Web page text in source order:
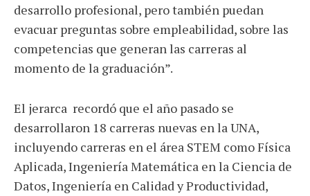
desarrollo profesional, pero también puedan
evacuar preguntas sobre empleabilidad, sobre las
competencias que generan las carreras al
momento de la graduación”.
El jerarca recordó que el año pasado se
desarrollaron 18 carreras nuevas en la UNA,
incluyendo carreras en el área STEM como Física
Aplicada, Ingeniería Matemática en la Ciencia de
Datos, Ingeniería en Calidad y Productividad,